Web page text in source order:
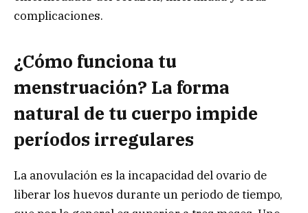
complicaciones.
¿Cómo funciona tu
menstruación? La forma
natural de tu cuerpo impide
períodos irregulares
La anovulación es la incapacidad del ovario de
liberar los huevos durante un periodo de tiempo,